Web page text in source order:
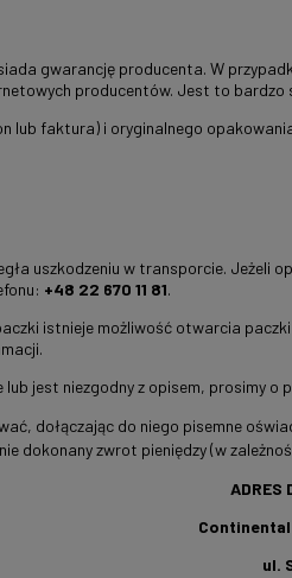
gwarancję producenta. W
producentów. Jest to
lub faktura) i oryginalnego
uszkodzeniu w transporcie.
+48 22 670 11 81.
istnieje możliwość otwarcia
jest niezgodny z opisem, prosimy
dołączając do niego pisemne
dokonany zwrot pieniędzy (w
ADRES
ul.